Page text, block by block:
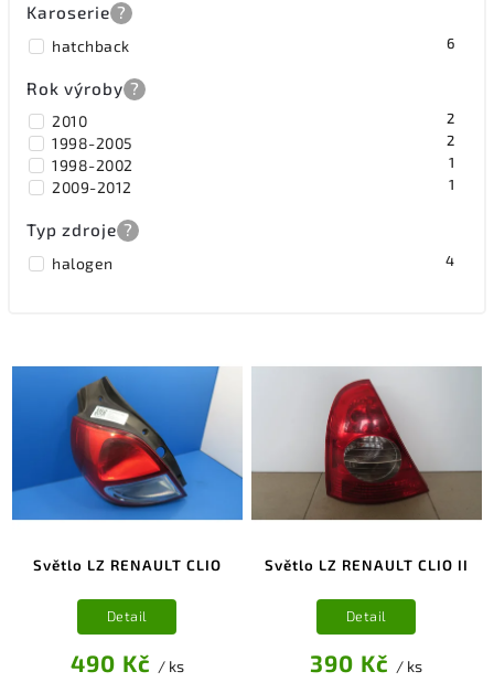
Karoserie ?
hatchback 6
Rok výroby ?
2010 2
1998-2005 2
1998-2002 1
2009-2012 1
Typ zdroje ?
halogen 4
Světlo LZ RENAULT CLIO
490 Kč / ks
Detail
Světlo LZ RENAULT CLIO II
390 Kč / ks
Detail